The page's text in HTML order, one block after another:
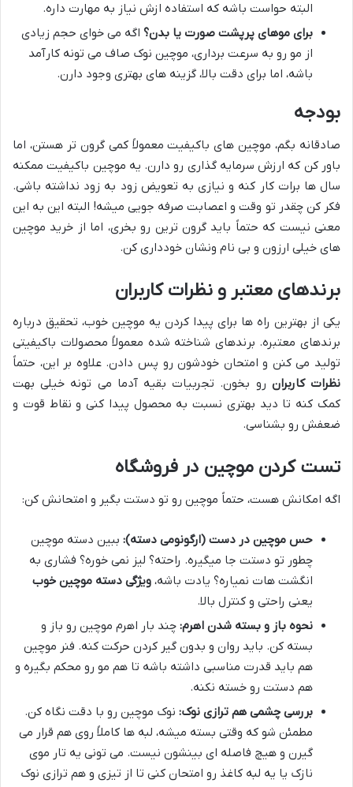
البته حواست باشه که استفاده ازش نیاز به مهارت داره.
برای موهای پرپشت صورت یا بدن؟ اگه می خوای حجم زیادی
از مو رو به سرعت برداری، موچین نوک صاف می تونه کارآمد
باشه، اما برای دقت بالا، گزینه های بهتری وجود دارن.
بودجه
صادقانه بگم، موچین های باکیفیت معمولاً کمی گرون تر هستن، اما
باور کن که ارزش سرمایه گذاری رو دارن. یه موچین باکیفیت ممکنه
سال ها برات کار کنه و نیازی به تعویض زود به زود نداشته باشی.
فکر کن چقدر تو وقت و اعصابت صرفه جویی میشه! البته این به این
معنی نیست که حتماً باید گرون ترین رو بخری، اما از خرید موچین
های خیلی ارزون و بی نام ونشان خودداری کن.
برندهای معتبر و نظرات کاربران
یکی از بهترین راه ها برای پیدا کردن یه موچین خوب، تحقیق درباره
برندهای معتبره. برندهای شناخته شده معمولاً محصولات باکیفیتی
تولید می کنن و امتحان خودشون رو پس دادن. علاوه بر این، حتماً
نظرات کاربران رو بخون. تجربیات بقیه آدما می تونه خیلی بهت
کمک کنه تا دید بهتری نسبت به محصول پیدا کنی و نقاط قوت و
ضعفش رو بشناسی.
تست کردن موچین در فروشگاه
اگه امکانش هست، حتماً موچین رو تو دستت بگیر و امتحانش کن:
حس موچین در دست (ارگونومی دسته): ببین دسته موچین
چطور تو دستت جا میگیره. راحته؟ لیز نمی خوره؟ فشاری به
انگشت هات نمیاره؟ یادت باشه، ویژگی دسته موچین خوب
یعنی راحتی و کنترل بالا.
نحوه باز و بسته شدن اهرم: چند بار اهرم موچین رو باز و
بسته کن. باید روان و بدون گیر کردن حرکت کنه. فنر موچین
هم باید قدرت مناسبی داشته باشه تا هم مو رو محکم بگیره و
هم دستت رو خسته نکنه.
بررسی چشمی هم ترازی نوک: نوک موچین رو با دقت نگاه کن.
مطمئن شو که وقتی بسته میشه، لبه ها کاملاً روی هم قرار می
گیرن و هیچ فاصله ای بینشون نیست. می تونی یه تار موی
نازک یا یه لبه کاغذ رو امتحان کنی تا از تیزی و هم ترازی نوک